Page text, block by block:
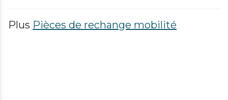
Plus Pièces de rechange mobilité